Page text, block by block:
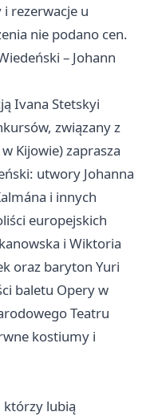
rezerwacje u
nie podano cen.
– Johann
Ivana Stetskyi
związany z
Kijowie) zaprasza
utwory Johanna
i innych
europejskich
i Wiktoria
oraz baryton Yuri
baletu Opery w
Teatru
kostiumy i
którzy lubią